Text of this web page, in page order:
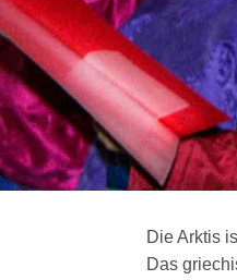
Die Arktis
Das